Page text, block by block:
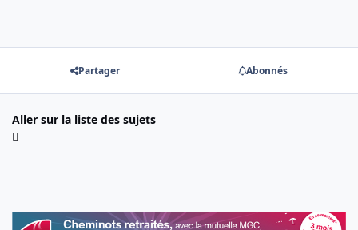
Partager Abonnés
Aller sur la liste des sujets